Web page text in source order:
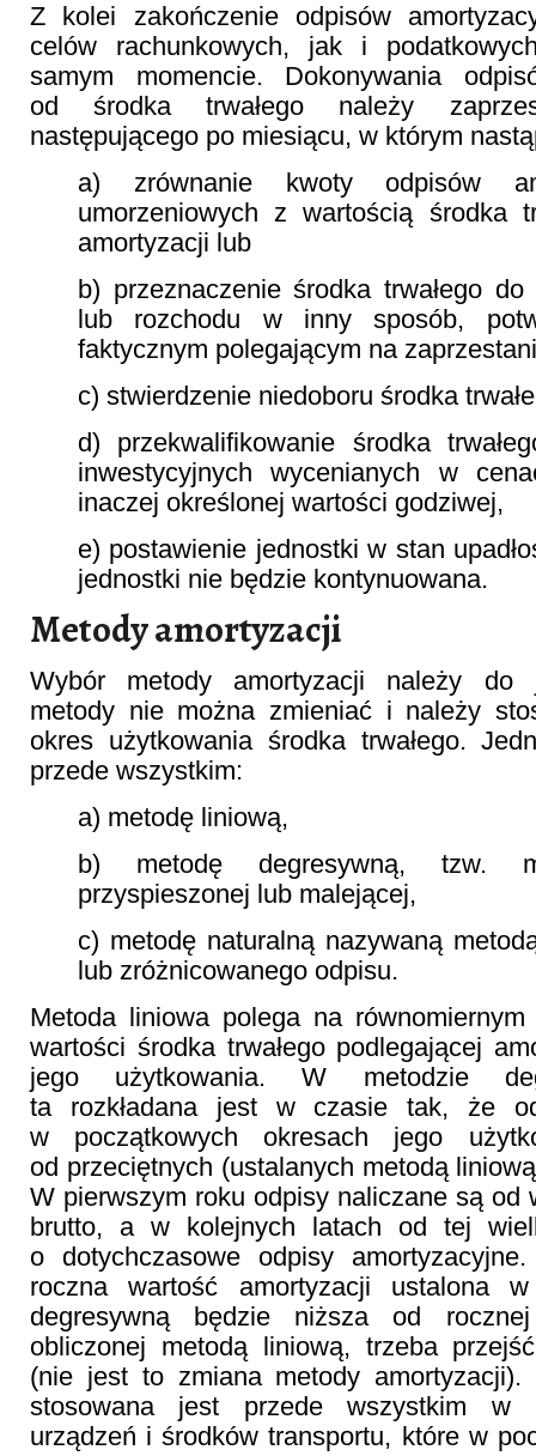
Z kolei zakończenie odpisów
celów rachunkowych, jak i
samym momencie. Dokonywania
od środka trwałego należy
następującego po miesiącu, w którym
a) zrównanie kwoty odpisów
umorzeniowych z wartością środka
amortyzacji lub
b) przeznaczenie środka trwałego
lub rozchodu w inny sposób,
faktycznym polegającym na
c) stwierdzenie niedoboru środka
d) przekwalifikowanie środka
inwestycyjnych wycenianych w
inaczej określonej wartości godziwej,
e) postawienie jednostki w stan
jednostki nie będzie kontynuowana.
Metody amortyzacji
Wybór metody amortyzacji należy do
metody nie można zmieniać i należy
okres użytkowania środka trwałego.
przede wszystkim:
a) metodę liniową,
b) metodę degresywną, tzw.
przyspieszonej lub malejącej,
c) metodę naturalną nazywaną
lub zróżnicowanego odpisu.
Metoda liniowa polega na równomiernym
wartości środka trwałego podlegającej
jego użytkowania. W metodzie
ta rozkładana jest w czasie tak, że
w początkowych okresach jego
od przeciętnych (ustalanych metodą
W pierwszym roku odpisy naliczane są od
brutto, a w kolejnych latach od tej
o dotychczasowe odpisy
roczna wartość amortyzacji ustalona
degresywną będzie niższa od
obliczonej metodą liniową, trzeba
(nie jest to zmiana metody amortyzacji).
stosowana jest przede wszystkim w
urządzeń i środków transportu, które w